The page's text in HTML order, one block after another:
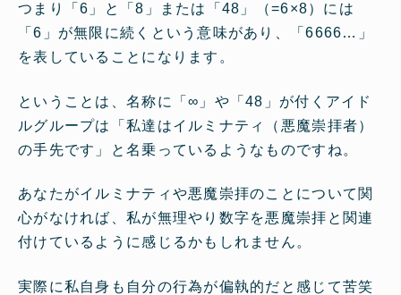
つまり「6」と「8」または「48」（=6×8）には
「6」が無限に続くという意味があり、「6666…」
を表していることになります。
ということは、名称に「∞」や「48」が付くアイド
ルグループは「私達はイルミナティ（悪魔崇拝者）
の手先です」と名乗っているようなものですね。
あなたがイルミナティや悪魔崇拝のことについて関
心がなければ、私が無理やり数字を悪魔崇拝と関連
付けているように感じるかもしれません。
実際に私自身も自分の行為が偏執的だと感じて苦笑